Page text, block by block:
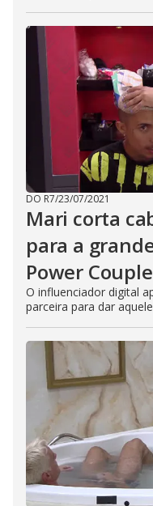
DO R7/23/07/2021
Mari corta
para a
Power
O influenciador digital
parceira para dar